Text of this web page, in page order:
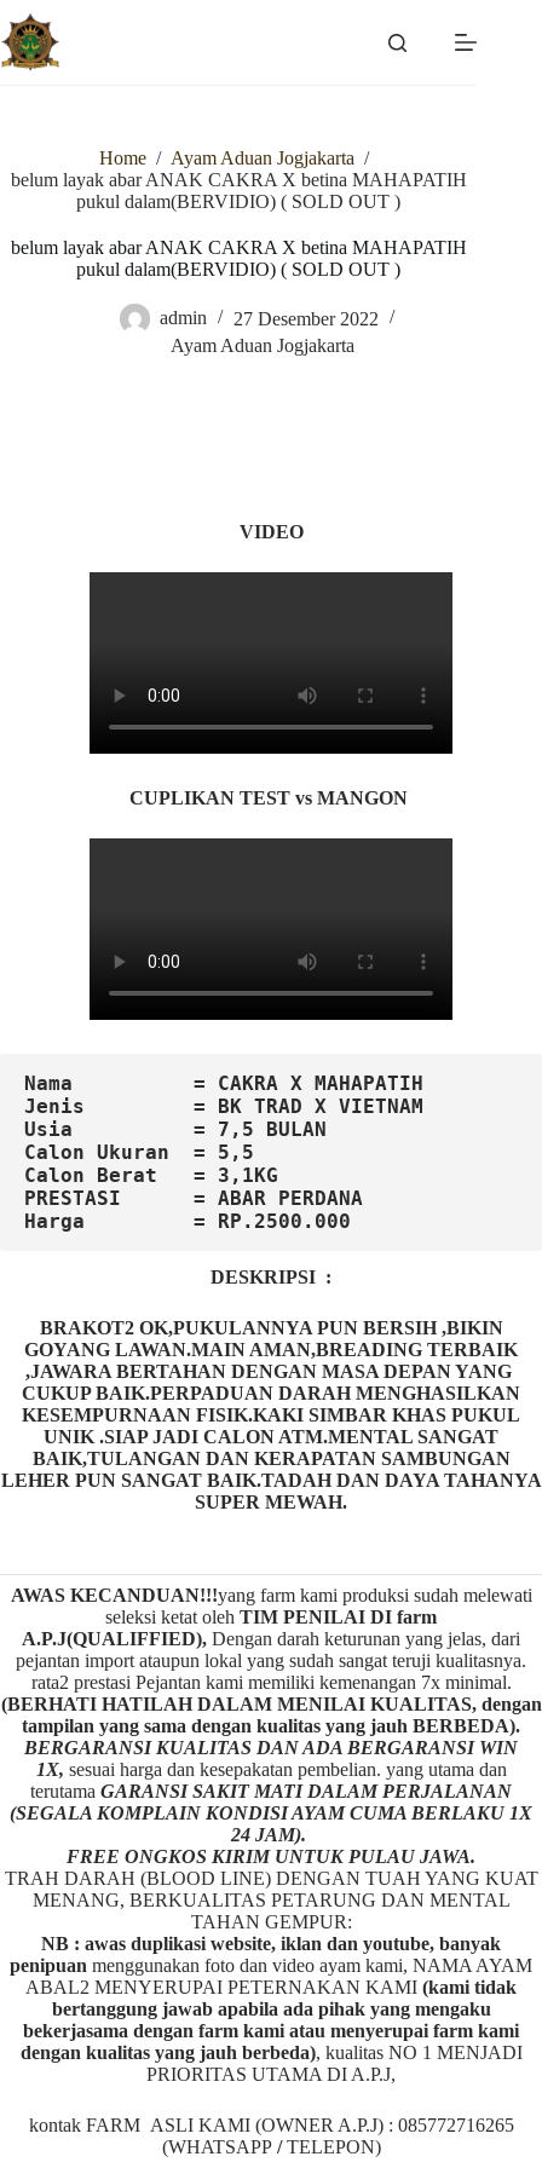
Skip
to
content
Home / Ayam Aduan Jogjakarta /
belum layak abar ANAK CAKRA X betina MAHAPATIH
pukul dalam(BERVIDIO) ( SOLD OUT )
belum layak abar ANAK CAKRA X betina MAHAPATIH
pukul dalam(BERVIDIO) ( SOLD OUT )
admin
27 Desember 2022
Ayam Aduan Jogjakarta
VIDEO
CUPLIKAN TEST vs MANGON
Nama          = CAKRA X MAHAPATIH
Jenis         = BK TRAD X VIETNAM
Usia          = 7,5 BULAN
Calon Ukuran  = 5,5
Calon Berat   = 3,1KG
Harga         = RP.2500.000
DESKRIPSI :
BRAKOT2 OK,PUKULANNYA PUN BERSIH ,BIKIN
GOYANG LAWAN.MAIN AMAN,BREADING TERBAIK
,JAWARA BERTAHAN DENGAN MASA DEPAN YANG
CUKUP BAIK.PERPADUAN DARAH MENGHASILKAN
KESEMPURNAAN FISIK.KAKI SIMBAR KHAS PUKUL
UNIK .SIAP JADI CALON ATM.MENTAL SANGAT
BAIK,TULANGAN DAN KERAPATAN SAMBUNGAN
LEHER PUN SANGAT BAIK.TADAH DAN DAYA TAHANYA
SUPER MEWAH.
AWAS KECANDUAN!!!yang farm kami produksi sudah melewati
seleksi ketat oleh TIM PENILAI DI farm
A.P.J(QUALIFFIED), Dengan darah keturunan yang jelas, dari
pejantan import ataupun lokal yang sudah sangat teruji kualitasnya.
rata2 prestasi Pejantan kami memiliki kemenangan 7x minimal.
(BERHATI HATILAH DALAM MENILAI KUALITAS, dengan
tampilan yang sama dengan kualitas yang jauh BERBEDA).
BERGARANSI KUALITAS DAN ADA BERGARANSI WIN
1X, sesuai harga dan kesepakatan pembelian. yang utama dan
terutama GARANSI SAKIT MATI DALAM PERJALANAN
(SEGALA KOMPLAIN KONDISI AYAM CUMA BERLAKU 1X
24 JAM).
FREE ONGKOS KIRIM UNTUK PULAU JAWA.
TRAH DARAH (BLOOD LINE) DENGAN TUAH YANG KUAT
MENANG, BERKUALITAS PETARUNG DAN MENTAL
TAHAN GEMPUR:
NB : awas duplikasi website, iklan dan youtube, banyak
penipuan menggunakan foto dan video ayam kami, NAMA AYAM
ABAL2 MENYERUPAI PETERNAKAN KAMI (kami tidak
bertanggung jawab apabila ada pihak yang mengaku
bekerjasama dengan farm kami atau menyerupai farm kami
dengan kualitas yang jauh berbeda), kualitas NO 1 MENJADI
PRIORITAS UTAMA DI A.P.J,
kontak FARM ASLI KAMI (OWNER A.P.J) : 085772716265
(WHATSAPP /TELEPON)